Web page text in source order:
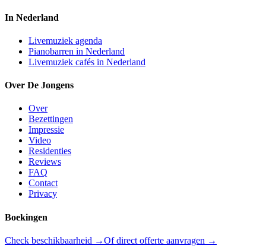
In Nederland
Livemuziek agenda
Pianobarren in Nederland
Livemuziek cafés in Nederland
Over De Jongens
Over
Bezettingen
Impressie
Video
Residenties
Reviews
FAQ
Contact
Privacy
Boekingen
Check beschikbaarheid →Of direct offerte aanvragen →